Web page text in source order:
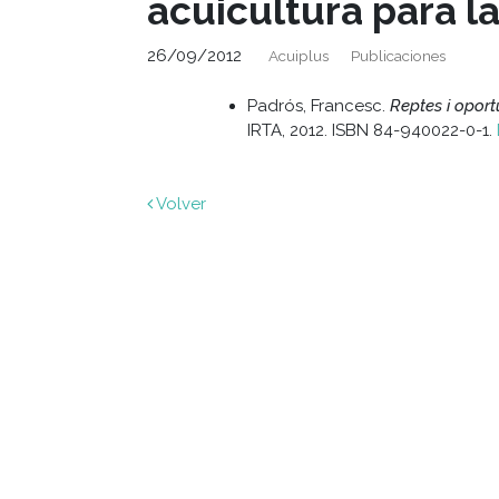
acuicultura para
26/09/2012 Acuiplus Publicaciones
Padrós, Francesc. Reptes i
IRTA, 2012. ISBN 84-940022-0-1.
Volver